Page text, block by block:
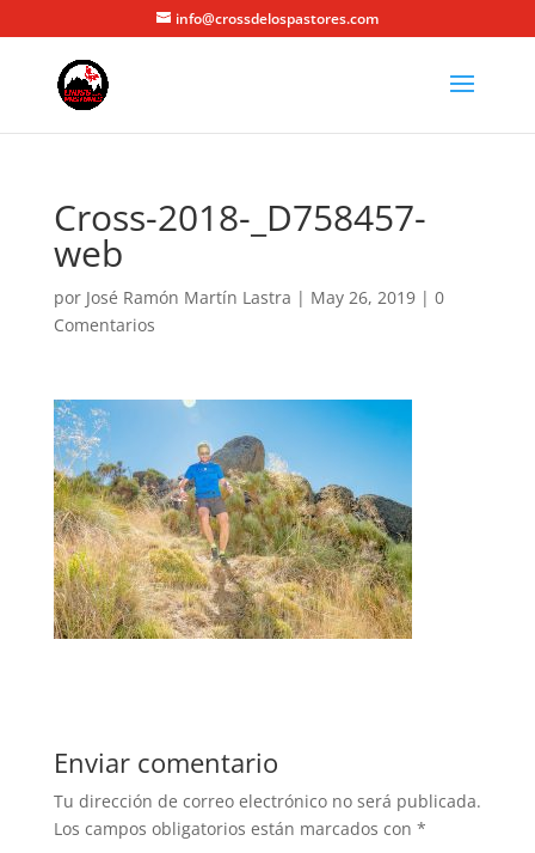
info@crossdelospastores.com
Cross-2018-_D758457-
web
por José Ramón Martín Lastra | May 26, 2019| 0
Comentarios
Enviar comentario
Tu dirección de correo electrónico no será publicada.
Los campos obligatorios están marcados con *